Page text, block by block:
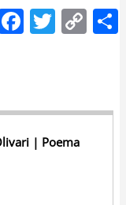
F
a
b
o
T
w
C
o
Li
| Poema